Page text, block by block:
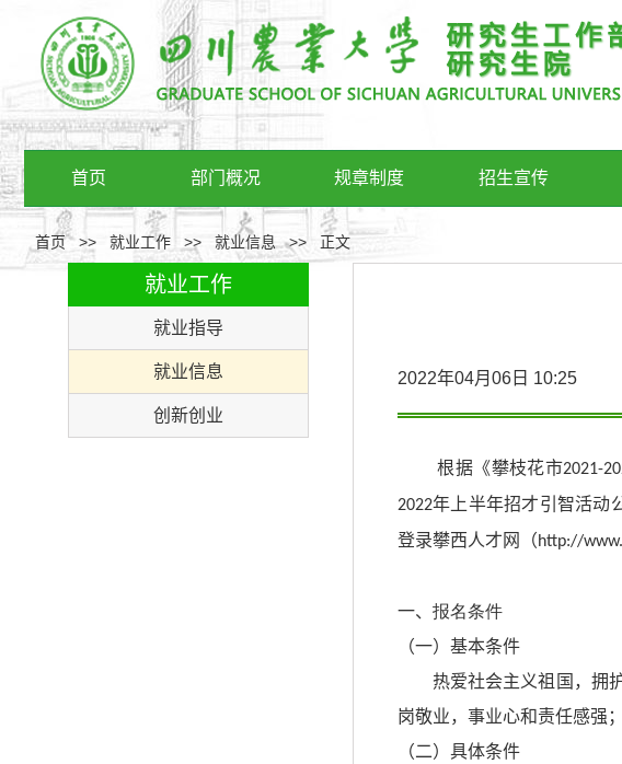
首页 部门概况 规章制度 招生宣传
首页>> 就业工作 >> 就业信息 >> 正文
就业工作
就业指导
就业信息
创新创业
2022年04月06日
根据《攀枝花市2021-
2022年上半年招才引智活动
登录攀西人才网（http://
一、 报名条件
（一）基本条件
热爱社会主义祖国，拥
岗敬业，事业心和责任感强
（二）具体条件